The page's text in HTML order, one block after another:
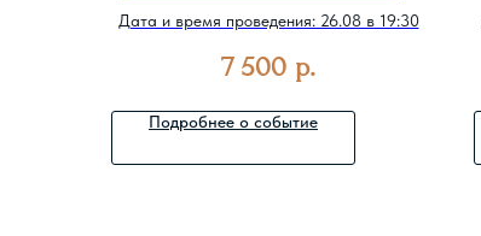
: Бургундское семейство
Дата и время проведения: 26.08 в 19:30
7 500 р.
Подробнее о событие